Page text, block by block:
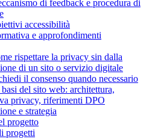
di feedback e procedura di
accessibilità
e approfondimenti
rispettare la privacy sin dalla
di un sito o servizio digitale
il consenso quando necessario
del sito web: architettura,
privacy, riferimenti DPO
e strategia
progetto
progetti